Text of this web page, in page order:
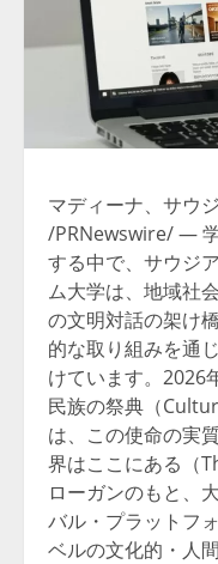
マディーナ、サウ
/PRNewswire/ —
する中で、サウジ
ム大学は、地域社
の文明対話の架け
的な取り組みを通
けています。2026
民族の祭典（
は、この使命の実
界はここにある（
ローガンのもと、
バル・プラットフ
ベルの文化的・人